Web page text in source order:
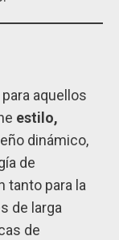
aquellos
estilo,
dinámico,
de
tanto para la
de larga
de